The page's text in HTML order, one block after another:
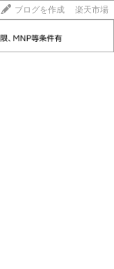
ブログを作成 楽天市場